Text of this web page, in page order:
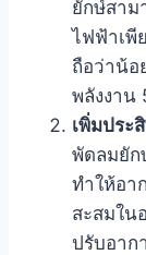
ยักษ์สาม
ไฟฟ้าเพี
ถือว่าน้อ
พลังงาน
เพิ่มประ
พัดลมยัก
ทำให้อา
สะสมใน
ปรับอาก